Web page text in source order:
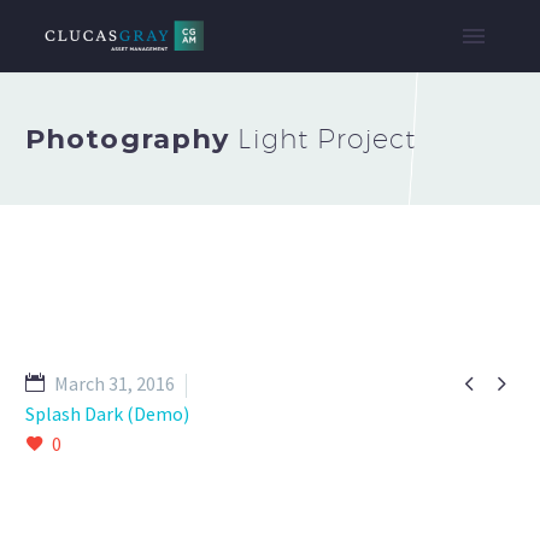
Photography Light Project
 
March 31, 2016
Splash Dark (Demo)
0